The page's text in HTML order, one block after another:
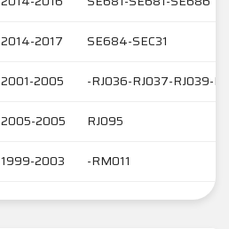
2014-2017 SE684-SEC31
2001-2005 -RJ036-RJ037-RJ039-
2005-2005 RJ095
1999-2003 -RM011